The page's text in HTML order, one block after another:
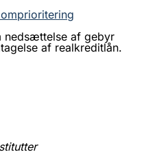
nedsættelse af gebyr
af realkreditlån.